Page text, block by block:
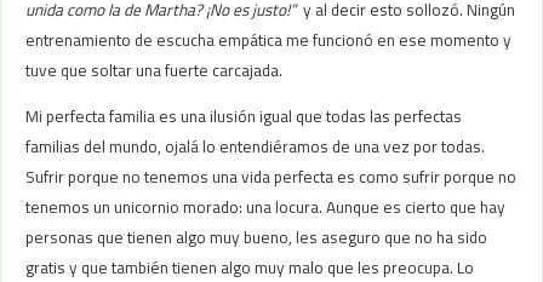
unida como la de Martha? ¡No es justo!” y al decir esto sollozó. Ningún
entrenamiento de escucha empática me funcionó en ese momento y
tuve que soltar una fuerte carcajada.
Mi perfecta familia es una ilusión igual que todas las perfectas
familias del mundo, ojalá lo entendiéramos de una vez por todas.
Sufrir porque no tenemos una vida perfecta es como sufrir porque no
tenemos un unicornio morado: una locura. Aunque es cierto que hay
personas que tienen algo muy bueno, les aseguro que no ha sido
gratis y que también tienen algo muy malo que les preocupa. Lo